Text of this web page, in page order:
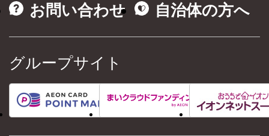
お問い合わせ
自治体の方へ
グループサイト